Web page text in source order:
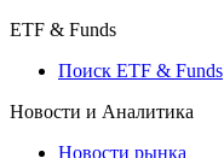
ETF & Funds
Поиск ETF & Funds
Новости и Аналитика
Новости рынка